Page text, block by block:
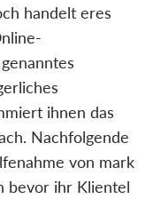
handelt eres
ihnen das
Nachfolgende
von mark
bevor ihr Klientel